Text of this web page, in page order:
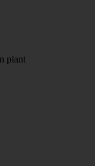
plant